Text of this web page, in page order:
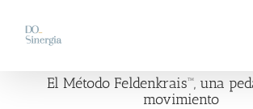
contenido
El Método Feldenkrais™, una
movimiento